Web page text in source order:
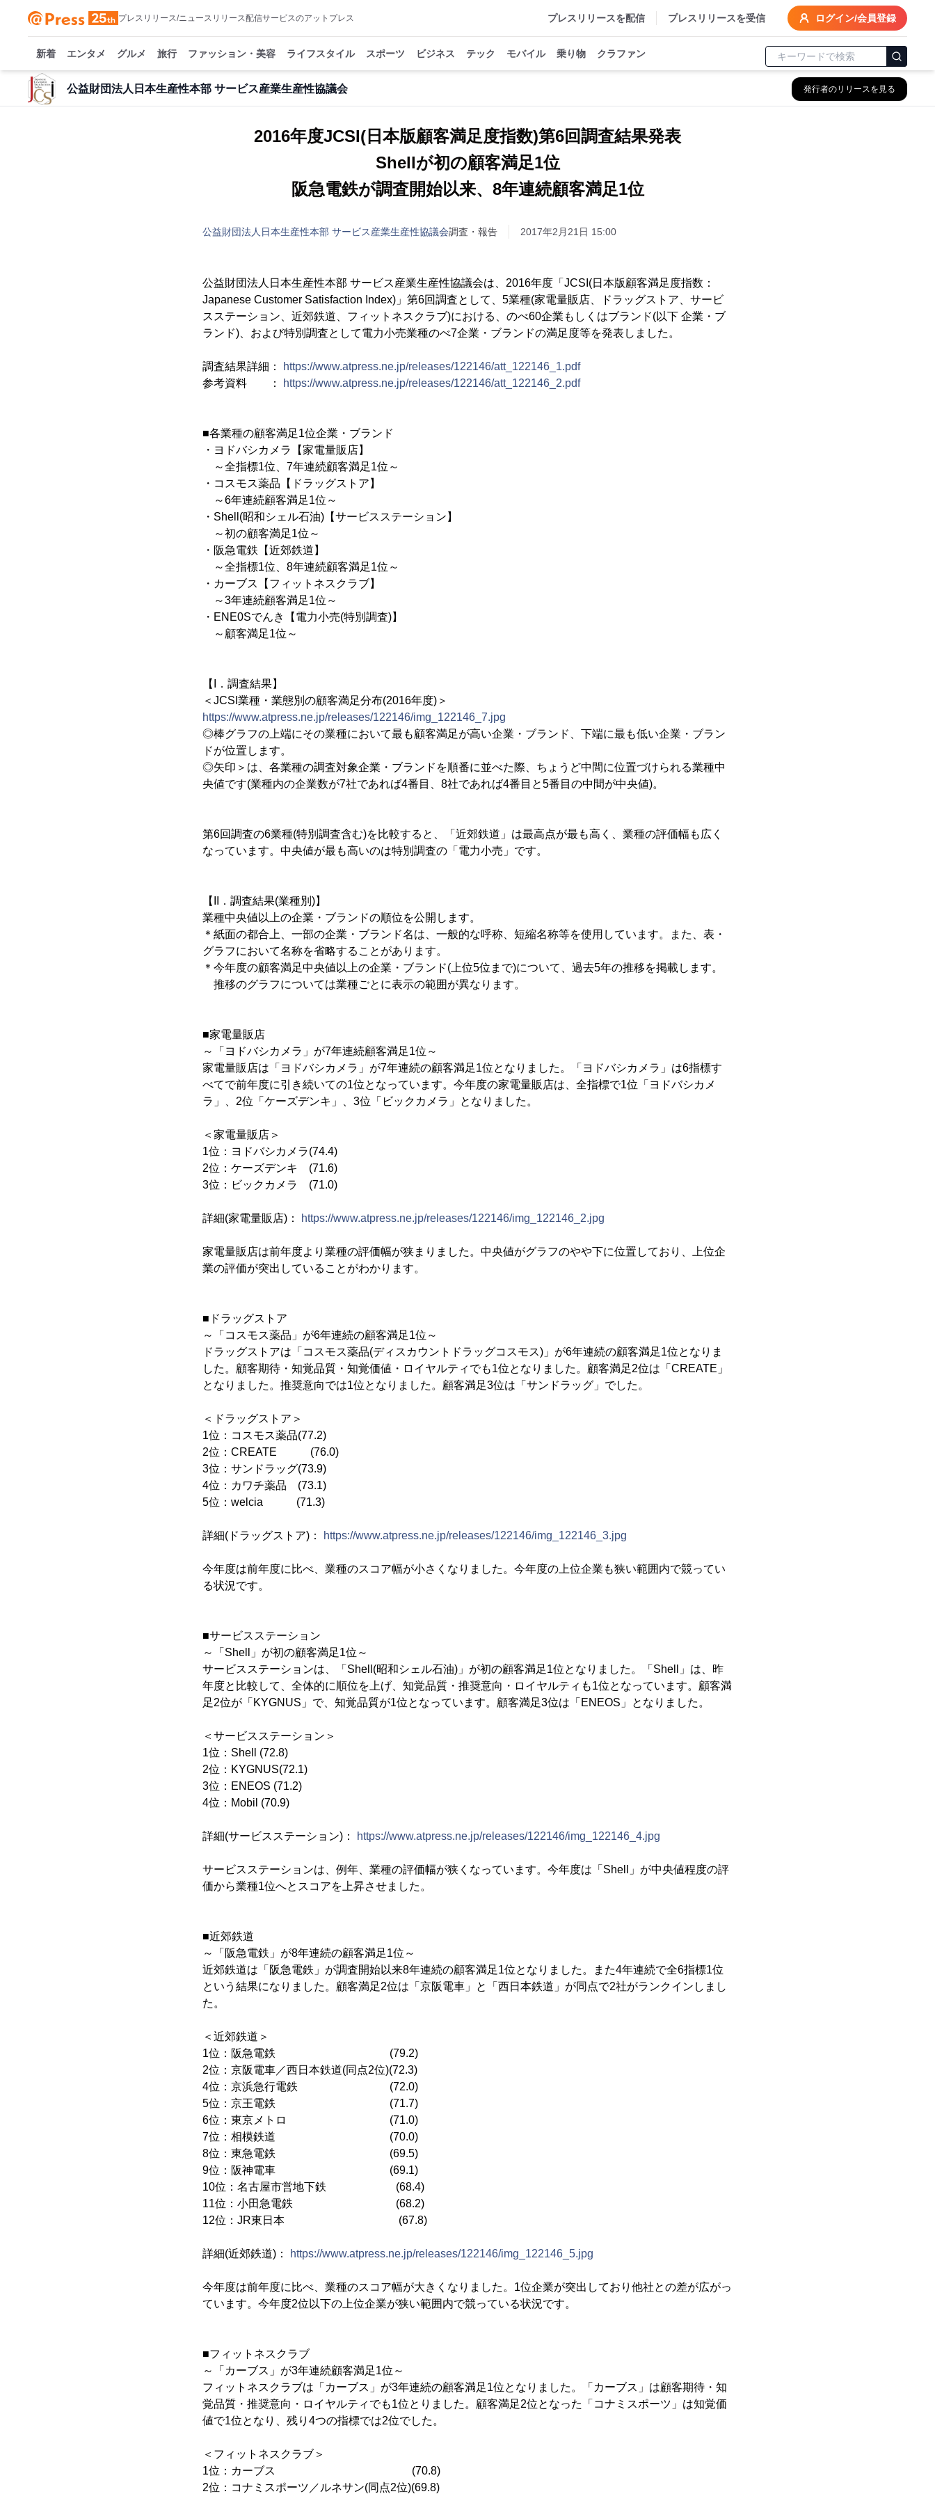
プレスリリース/ニュースリリース配信サービスのアットプレス プレスリリースを配信 プレスリリースを受信 ログイン/会員登録
新着 エンタメ グルメ 旅行 ファッション・美容 ライフスタイル スポーツ ビジネス テック モバイル 乗り物 クラファン
公益財団法人日本生産性本部 サービス産業生産性協議会 発行者のリリースを見る
2016年度JCSI(日本版顧客満足度指数)第6回調査結果発表
Shellが初の顧客満足1位
阪急電鉄が調査開始以来、8年連続顧客満足1位
公益財団法人日本生産性本部 サービス産業生産性協議会調査・報告 2017年2月21日 15:00
公益財団法人日本生産性本部 サービス産業生産性協議会は、2016年度「JCSI(日本版顧客満足度指数：
Japanese Customer Satisfaction Index)」第6回調査として、5業種(家電量販店、ドラッグストア、サービ
スステーション、近郊鉄道、フィットネスクラブ)における、のべ60企業もしくはブランド(以下 企業・ブ
ランド)、および特別調査として電力小売業種のべ7企業・ブランドの満足度等を発表しました。
調査結果詳細：
https://www.atpress.ne.jp/releases/122146/att_122146_1.pdf
参考資料 ：
https://www.atpress.ne.jp/releases/122146/att_122146_2.pdf
■各業種の顧客満足1位企業・ブランド
・ヨドバシカメラ【家電量販店】
～全指標1位、7年連続顧客満足1位～
・コスモス薬品【ドラッグストア】
～6年連続顧客満足1位～
・Shell(昭和シェル石油)【サービスステーション】
～初の顧客満足1位～
・阪急電鉄【近郊鉄道】
～全指標1位、8年連続顧客満足1位～
・カーブス【フィットネスクラブ】
～3年連続顧客満足1位～
・ENE0Sでんき【電力小売(特別調査)】
～顧客満足1位～
【I．調査結果】
＜JCSI業種・業態別の顧客満足分布(2016年度)＞
https://www.atpress.ne.jp/releases/122146/img_122146_7.jpg
◎棒グラフの上端にその業種において最も顧客満足が高い企業・ブランド、下端に最も低い企業・ブラン
ドが位置します。
◎矢印＞は、各業種の調査対象企業・ブランドを順番に並べた際、ちょうど中間に位置づけられる業種中
央値です(業種内の企業数が7社であれば4番目、8社であれば4番目と5番目の中間が中央値)。
第6回調査の6業種(特別調査含む)を比較すると、「近郊鉄道」は最高点が最も高く、業種の評価幅も広く
なっています。中央値が最も高いのは特別調査の「電力小売」です。
【II．調査結果(業種別)】
業種中央値以上の企業・ブランドの順位を公開します。
＊紙面の都合上、一部の企業・ブランド名は、一般的な呼称、短縮名称等を使用しています。また、表・
グラフにおいて名称を省略することがあります。
＊今年度の顧客満足中央値以上の企業・ブランド(上位5位まで)について、過去5年の推移を掲載します。
推移のグラフについては業種ごとに表示の範囲が異なります。
■家電量販店
～「ヨドバシカメラ」が7年連続顧客満足1位～
家電量販店は「ヨドバシカメラ」が7年連続の顧客満足1位となりました。「ヨドバシカメラ」は6指標す
べてで前年度に引き続いての1位となっています。今年度の家電量販店は、全指標で1位「ヨドバシカメ
ラ」、2位「ケーズデンキ」、3位「ビックカメラ」となりました。
＜家電量販店＞
1位：ヨドバシカメラ(74.4)
2位：ケーズデンキ (71.6)
3位：ビックカメラ (71.0)
詳細(家電量販店)： https://www.atpress.ne.jp/releases/122146/img_122146_2.jpg
家電量販店は前年度より業種の評価幅が狭まりました。中央値がグラフのやや下に位置しており、上位企
業の評価が突出していることがわかります。
■ドラッグストア
～「コスモス薬品」が6年連続の顧客満足1位～
ドラッグストアは「コスモス薬品(ディスカウントドラッグコスモス)」が6年連続の顧客満足1位となりま
した。顧客期待・知覚品質・知覚価値・ロイヤルティでも1位となりました。顧客満足2位は「CREATE」
となりました。推奨意向では1位となりました。顧客満足3位は「サンドラッグ」でした。
＜ドラッグストア＞
1位：コスモス薬品(77.2)
2位：CREATE (76.0)
3位：サンドラッグ(73.9)
4位：カワチ薬品 (73.1)
5位：welcia (71.3)
詳細(ドラッグストア)： https://www.atpress.ne.jp/releases/122146/img_122146_3.jpg
今年度は前年度に比べ、業種のスコア幅が小さくなりました。今年度の上位企業も狭い範囲内で競ってい
る状況です。
■サービスステーション
～「Shell」が初の顧客満足1位～
サービスステーションは、「Shell(昭和シェル石油)」が初の顧客満足1位となりました。「Shell」は、昨
年度と比較して、全体的に順位を上げ、知覚品質・推奨意向・ロイヤルティも1位となっています。顧客満
足2位が「KYGNUS」で、知覚品質が1位となっています。顧客満足3位は「ENEOS」となりました。
＜サービスステーション＞
1位：Shell (72.8)
2位：KYGNUS(72.1)
3位：ENEOS (71.2)
4位：Mobil (70.9)
詳細(サービスステーション)： https://www.atpress.ne.jp/releases/122146/img_122146_4.jpg
サービスステーションは、例年、業種の評価幅が狭くなっています。今年度は「Shell」が中央値程度の評
価から業種1位へとスコアを上昇させました。
■近郊鉄道
～「阪急電鉄」が8年連続の顧客満足1位～
近郊鉄道は「阪急電鉄」が調査開始以来8年連続の顧客満足1位となりました。また4年連続で全6指標1位
という結果になりました。顧客満足2位は「京阪電車」と「西日本鉄道」が同点で2社がランクインしまし
た。
＜近郊鉄道＞
1位：阪急電鉄 (79.2)
2位：京阪電車／西日本鉄道(同点2位)(72.3)
4位：京浜急行電鉄 (72.0)
5位：京王電鉄 (71.7)
6位：東京メトロ (71.0)
7位：相模鉄道 (70.0)
8位：東急電鉄 (69.5)
9位：阪神電車 (69.1)
10位：名古屋市営地下鉄 (68.4)
11位：小田急電鉄 (68.2)
12位：JR東日本 (67.8)
詳細(近郊鉄道)： https://www.atpress.ne.jp/releases/122146/img_122146_5.jpg
今年度は前年度に比べ、業種のスコア幅が大きくなりました。1位企業が突出しており他社との差が広がっ
ています。今年度2位以下の上位企業が狭い範囲内で競っている状況です。
■フィットネスクラブ
～「カーブス」が3年連続顧客満足1位～
フィットネスクラブは「カーブス」が3年連続の顧客満足1位となりました。「カーブス」は顧客期待・知
覚品質・推奨意向・ロイヤルティでも1位とりました。顧客満足2位となった「コナミスポーツ」は知覚価
値で1位となり、残り4つの指標では2位でした。
＜フィットネスクラブ＞
1位：カーブス (70.8)
2位：コナミスポーツ／ルネサン(同点2位)(69.8)